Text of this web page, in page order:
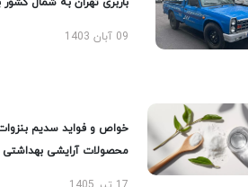
09 آبان 1403
خواص و فواید سدیم بنزوات
محصولات آرایشی بهداشتی